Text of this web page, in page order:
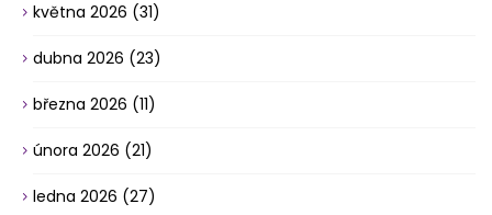
května 2026 (31)
dubna 2026 (23)
března 2026 (11)
února 2026 (21)
ledna 2026 (27)